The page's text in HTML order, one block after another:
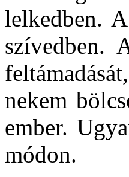
lelkedben.
szívedben.
nekem
ember.
módon.